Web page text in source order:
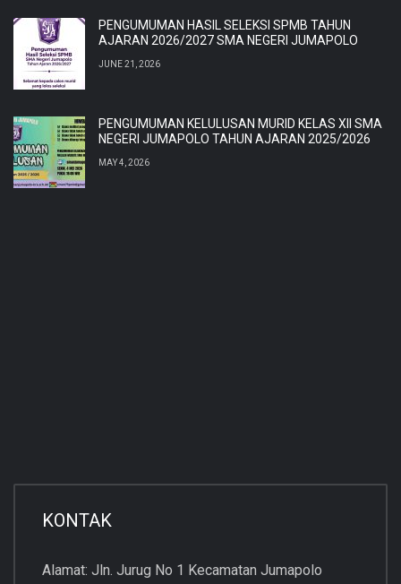
PENGUMUMAN HASIL SELEKSI SPMB TAHUN
AJARAN 2026/2027 SMA NEGERI JUMAPOLO
JUNE 21, 2026
PENGUMUMAN KELULUSAN MURID KELAS XII SMA
NEGERI JUMAPOLO TAHUN AJARAN 2025/2026
MAY 4, 2026
KONTAK
Alamat: Jln. Jurug No 1 Kecamatan Jumapolo